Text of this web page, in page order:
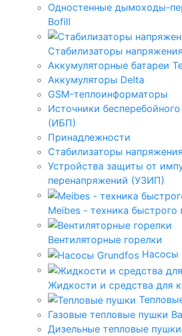
Одностенные дымоходы-
Bofill
Стабилизаторы
Аккумуляторные батареи
Аккумуляторы Delta
GSM-теплоинформаторы
Источники
(ИБП)
Принадлежности
Стабилизаторы напряжения
Устройства защиты от
перенапряжений (УЗИП)
Meibes - техника быстрого
Вентиляторные горелки
Насосы
Жидкости и средства для
Газовые тепловые пушки
Дизельные тепловые